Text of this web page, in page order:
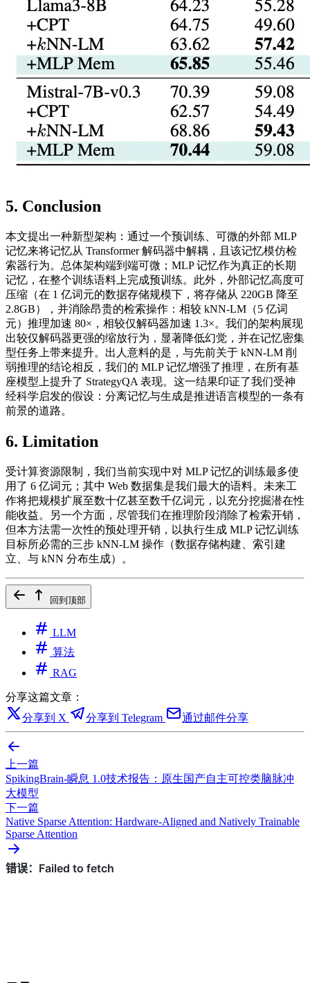
5. Conclusion
本文提出一种新型架构：通过一个预训练、可微的外部 MLP
记忆来将记忆从 Transformer 解码器中解耦，且该记忆模仿检
索器行为。总体架构端到端可微；MLP 记忆作为真正的长期
记忆，在整个训练语料上完成预训练。此外，外部记忆高度可
压缩（在 1 亿词元的数据存储规模下，将存储从 220GB 降至
2.8GB），并消除昂贵的检索操作：相较 kNN‑LM（5 亿词
元）推理加速 80×，相较仅解码器加速 1.3×。我们的架构展现
出较仅解码器更强的缩放行为，显著降低幻觉，并在记忆密集
型任务上带来提升。出人意料的是，与先前关于 kNN‑LM 削
弱推理的结论相反，我们的 MLP 记忆增强了推理，在所有基
座模型上提升了 StrategyQA 表现。这一结果印证了我们受神
经科学启发的假设：分离记忆与生成是推进语言模型的一条有
前景的道路。
6. Limitation
受计算资源限制，我们当前实现中对 MLP 记忆的训练最多使
用了 6 亿词元；其中 Web 数据集是我们最大的语料。未来工
作将把规模扩展至数十亿甚至数千亿词元，以充分挖掘潜在性
能收益。另一个方面，尽管我们在推理阶段消除了检索开销，
但本方法需一次性的预处理开销，以执行生成 MLP 记忆训练
目标所必需的三步 kNN‑LM 操作（数据存储构建、索引建
立、与 kNN 分布生成）。
回到顶部
LLM
算法
RAG
分享这篇文章：
分享到 X
分享到 Telegram 通过邮件分享
上一篇
SpikingBrain-瞬息 1.0技术报告：原生国产自主可控类脑脉冲
大模型
下一篇
Native Sparse Attention: Hardware-Aligned and Natively Trainable
Sparse Attention